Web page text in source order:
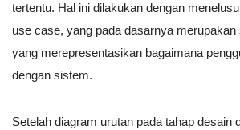
tertentu. Hal ini dilakukan dengan
use case, yang pada dasarnya
yang merepresentasikan bagaimana
dengan sistem.
Setelah diagram urutan pada tahap desain